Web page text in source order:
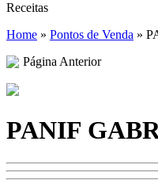
Receitas
Home » Pontos de Venda »
Página Anterior
PANIF